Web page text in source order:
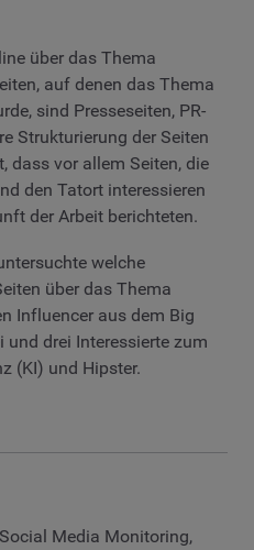
über das Thema
auf denen das Thema
sind Presseseiten, PR-
Strukturierung der Seiten
dass vor allem Seiten, die
den Tatort interessieren
der Arbeit berichteten.
welche
über das Thema
Influencer aus dem Big
und drei Interessierte zum
(KI) und Hipster.
Media Monitoring,